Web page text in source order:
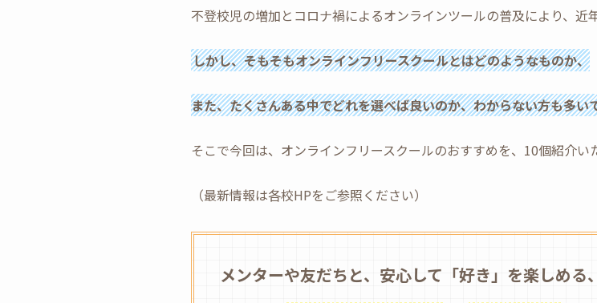
不登校児の増加とコロナ禍によるオンラインツールの普及により、近
しかし、そもそもオンラインフリースクールとはどのようなものか、
また、たくさんある中でどれを選べば良いのか、わからない方も多い
そこで今回は、オンラインフリースクールのおすすめを、10個紹介い
（最新情報は各校HPをご参照ください）
メンターや友だちと、安心して「好き」を楽しめる